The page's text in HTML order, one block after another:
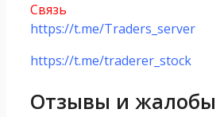
Связь
https://t.me/Traders_server
https://t.me/traderer_stock
Отзывы и жалобы